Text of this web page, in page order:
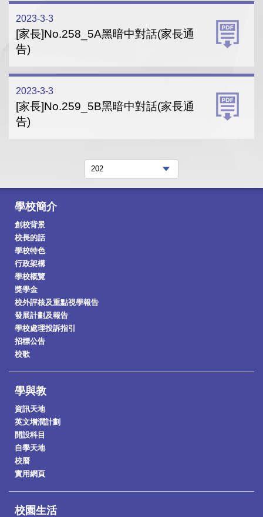
2023-3-3
[家長]No.258_5A黑暗中對話(家長通
告)
2023-3-3
[家長]No.259_5B黑暗中對話(家長通
告)
學校簡介
創校背景
校長的話
學校特色
行政架構
學校概覽
獎學金
校外評核及重點視學報告
發展計劃及報告
學校處理投訴指引
招標公告
校歌
學與教
資訊天地
英文增潤計劃
開設科目
自學天地
校曆
實用網頁
校園生活